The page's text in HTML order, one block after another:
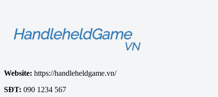
Website: https://handleheldgame.vn/
SĐT: 090 1234 567